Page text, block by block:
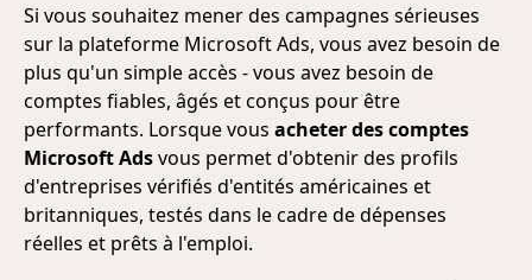
Si vous souhaitez mener des campagnes sérieuses
sur la plateforme Microsoft Ads, vous avez besoin de
plus qu'un simple accès - vous avez besoin de
comptes fiables, âgés et conçus pour être
performants. Lorsque vous acheter des comptes
Microsoft Adsvous permet d'obtenir des profils
d'entreprises vérifiés d'entités américaines et
britanniques, testés dans le cadre de dépenses
réelles et prêts à l'emploi.